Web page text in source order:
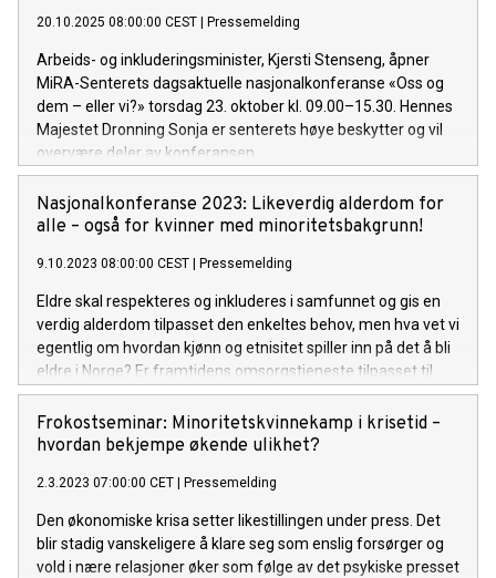
20.10.2025 08:00:00 CEST Pressemelding
Arbeids- og inkluderingsminister, Kjersti Stenseng, åpner
MiRA-Senterets dagsaktuelle nasjonalkonferanse «Oss og
dem – eller vi?» torsdag 23. oktober kl. 09.00–15.30. Hennes
Majestet Dronning Sonja er senterets høye beskytter og vil
overvære deler av konferansen.
Nasjonalkonferanse 2023: Likeverdig alderdom for
alle – også for kvinner med minoritetsbakgrunn!
9.10.2023 08:00:00 CEST Pressemelding
Eldre skal respekteres og inkluderes i samfunnet og gis en
verdig alderdom tilpasset den enkeltes behov, men hva vet vi
egentlig om hvordan kjønn og etnisitet spiller inn på det å bli
eldre i Norge? Er framtidens omsorgstjeneste tilpasset til
eldre innvandreres behov? Torsdag 12.oktober kl. 08.30-15.
30 inviterer MiRA-Senteret til nasjonalkonferanse: Likeverdig
alderdom for alle – også for kvinner med
Kongressenter, Youngs gate 21 i Oslo.
Frokostseminar: Minoritetskvinnekamp i krisetid –
hvordan bekjempe økende ulikhet?
2.3.2023 07:00:00 CET Pressemelding
Den økonomiske krisa setter likestillingen under press. Det
blir stadig vanskeligere å klare seg som enslig forsørger og
vold i nære relasjoner øker som følge av det psykiske presset